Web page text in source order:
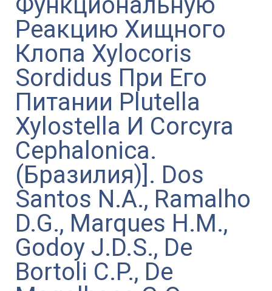
Реакцию Хищного
Клопа Xylocoris
Sordidus При Его
Питании Plutella
Xylostella И Corcyra
Cephalonica.
(Бразилия)]. Dos
Santos N.A., Ramalho
D.G., Marques H.M.,
Godoy J.D.S., De
Bortoli C.P., De